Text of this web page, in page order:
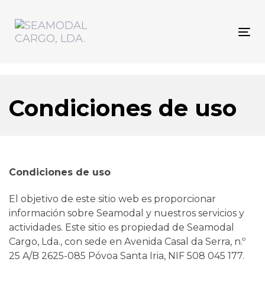
links
primary
Condiciones de uso
Condiciones de uso
El objetivo de este sitio web es proporcionar
información sobre Seamodal y nuestros servicios y
actividades. Este sitio es propiedad de Seamodal
Cargo, Lda., con sede en Avenida Casal da Serra, n.º
25 A/B 2625-085 Póvoa Santa Iria, NIF 508 045 177.